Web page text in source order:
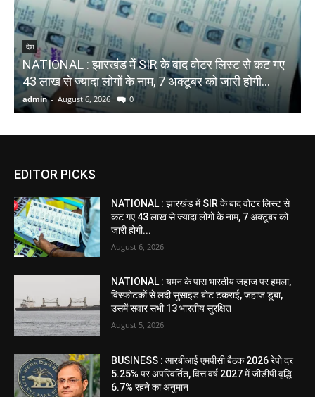
देश
NATIONAL : झारखंड में SIR के बाद वोटर ल‍िस्‍ट से कट गए
43 लाख से ज्‍यादा लोगों के नाम, 7 अक्‍टूबर को जारी होगी...
admin - August 6, 2026 0
EDITOR PICKS
NATIONAL : झारखंड में SIR के बाद वोटर ल‍िस्‍ट से
कट गए 43 लाख से ज्‍यादा लोगों के नाम, 7 अक्‍टूबर को
जारी होगी...
August 6, 2026
NATIONAL : यमन के पास भारतीय जहाज पर हमला,
विस्फोटकों से लदी सुसाइड बोट टकराई, जहाज डूबा,
उसमें सवार सभी 13 भारतीय सुरक्षित
August 5, 2026
BUSINESS : आरबीआई एमपीसी बैठक 2026 रेपो दर
5.25% पर अपरिवर्तित, वित्त वर्ष 2027 में जीडीपी वृद्धि
6.7% रहने का अनुमान